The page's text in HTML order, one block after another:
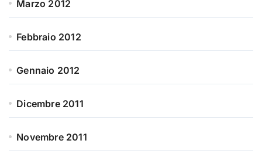
Marzo 2012
Febbraio 2012
Gennaio 2012
Dicembre 2011
Novembre 2011